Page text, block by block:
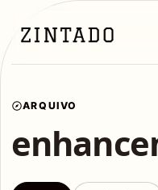
ARQUIVO